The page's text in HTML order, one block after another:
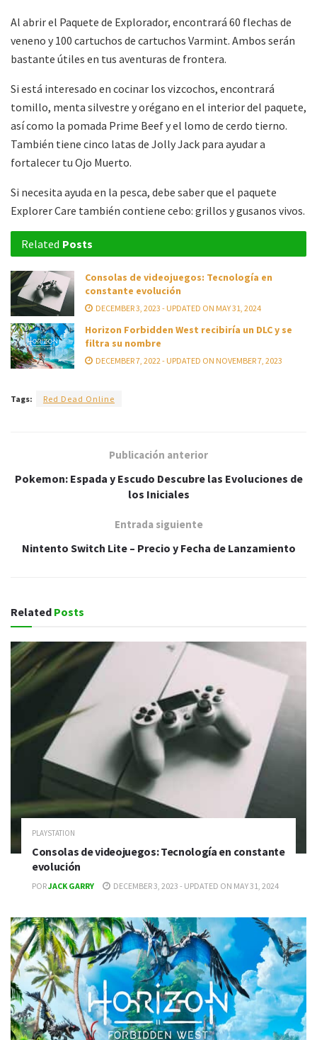
Al abrir el Paquete de Explorador, encontrará 60 flechas de
veneno y 100 cartuchos de cartuchos Varmint. Ambos serán
bastante útiles en tus aventuras de frontera.
Si está interesado en cocinar los vizcochos, encontrará
tomillo, menta silvestre y orégano en el interior del paquete,
así como la pomada Prime Beef y el lomo de cerdo tierno.
También tiene cinco latas de Jolly Jack para ayudar a
fortalecer tu Ojo Muerto.
Si necesita ayuda en la pesca, debe saber que el paquete
Explorer Care también contiene cebo: grillos y gusanos vivos.
Related Posts
Consolas de videojuegos: Tecnología en
constante evolución
DECEMBER 3, 2023 - UPDATED ON MAY 31, 2024
Horizon Forbidden West recibiría un DLC y se
filtra su nombre
DECEMBER 7, 2022 - UPDATED ON NOVEMBER 7, 2023
Tags: Red Dead Online
Publicación anterior
Pokemon: Espada y Escudo Descubre las Evoluciones de
los Iniciales
Entrada siguiente
Nintento Switch Lite – Precio y Fecha de Lanzamiento
Related Posts
PLAYSTATION
Consolas de videojuegos: Tecnología en constante
evolución
PORJACK GARRY DECEMBER 3, 2023 - UPDATED ON MAY 31, 2024